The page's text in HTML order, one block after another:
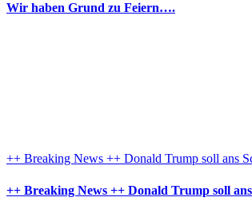
Wir haben Grund zu Feiern….
++ Breaking News ++ Donald Trump soll ans
++ Breaking News ++ Donald Trump soll